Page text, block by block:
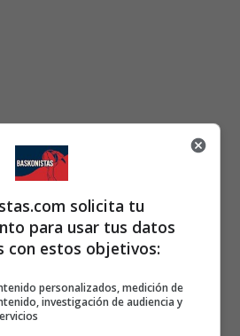
solicita tu
para usar tus datos
con estos objetivos:
personalizados, medición de
investigación de audiencia y